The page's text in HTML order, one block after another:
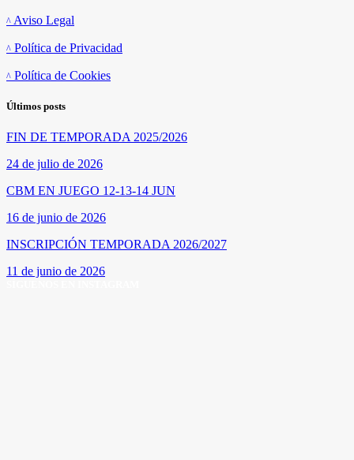
Aviso Legal
Política de Privacidad
Política de Cookies
Últimos posts
FIN DE TEMPORADA 2025/2026
24 de julio de 2026
CBM EN JUEGO 12-13-14 JUN
16 de junio de 2026
INSCRIPCIÓN TEMPORADA 2026/2027
11 de junio de 2026